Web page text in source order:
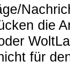
die
für